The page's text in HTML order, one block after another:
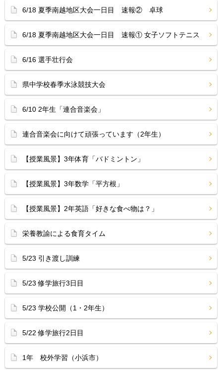
6/18 夏季南越地区大会一日目 速報② 卓球
6/18 夏季南越地区大会一日目 速報① 女子ソフトテニス
6/16 選手壮行会
県中学校春季水泳競技大会
6/10 2年生「連合音楽会」
連合音楽会に向けて頑張っています（2年生）
【授業風景】3年体育「バドミントン」
【授業風景】3年数学「平方根」
【授業風景】2年英語「好きな食べ物は？」
栄養教諭による食育タイム
5/23 引き渡し訓練
5/23 修学旅行3日目
5/23 学校公開（1・2年生）
5/22 修学旅行2日目
1年 校外学習（小浜市）